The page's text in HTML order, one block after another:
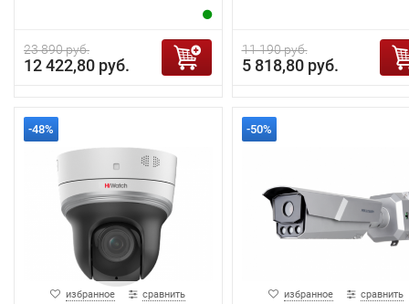
23 890 руб.
12 422,80 руб.
11 190 руб.
5 818,80 руб.
-48%
избранное сравнить
-50%
избранное сравнить